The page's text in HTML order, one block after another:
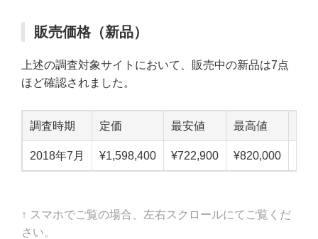
販売価格（新品）
上述の調査対象サイトにおいて、販売中の新品は7点
ほど確認されました。
調査時期 定価 最安値 最高値
2018年7月 ¥1,598,400 ¥722,900 ¥820,000
↑ スマホでご覧の場合、左右スクロールにてご覧くだ
さい。